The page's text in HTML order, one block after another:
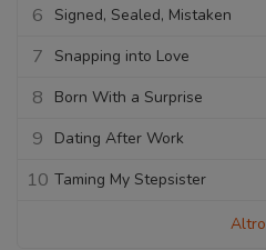
6 Signed, Sealed, Mistaken
7 Snapping into Love
8 Born With a Surprise
9 Dating After Work
10 Taming My Stepsister
Altro